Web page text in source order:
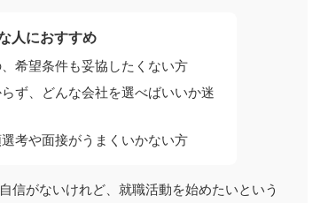
人におすすめ
希望条件も妥協したくない方
ず、どんな会社を選べばいいか迷
考や面接がうまくいかない方
信がないけれど、就職活動を始めたいという